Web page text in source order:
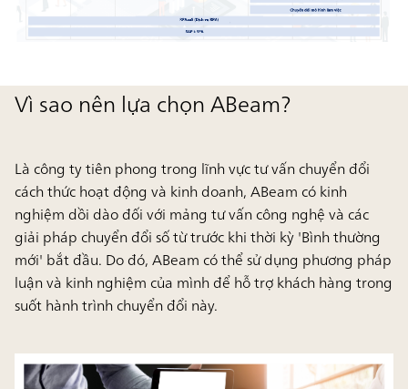
Vì sao nên lựa chọn ABeam?
Là công ty tiên phong trong lĩnh vực tư vấn chuyển đổi
cách thức hoạt động và kinh doanh, ABeam có kinh
nghiệm dồi dào đối với mảng tư vấn công nghệ và các
giải pháp chuyển đổi số từ trước khi thời kỳ 'Bình thường
mới' bắt đầu. Do đó, ABeam có thể sử dụng phương pháp
luận và kinh nghiệm của mình để hỗ trợ khách hàng trong
suốt hành trình chuyển đổi này.